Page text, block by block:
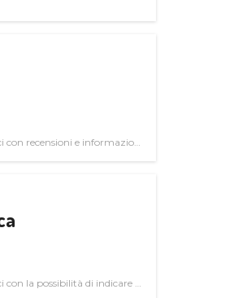
con recensioni e informazioni
la possibilità di indicare le